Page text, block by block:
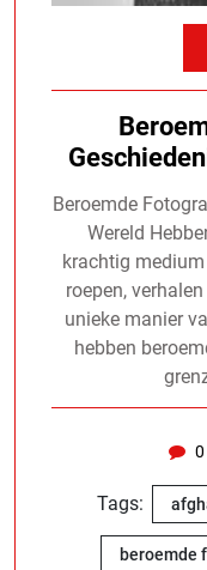
Beroemde
Wereld
krachtig
roepen,
unieke manier
hebben
0
Tags:
beroemde